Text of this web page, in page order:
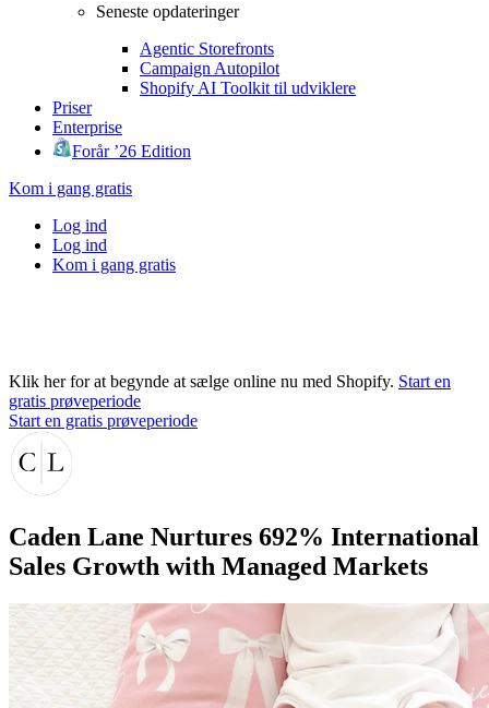
Seneste opdateringer
Agentic Storefronts
Campaign Autopilot
Shopify AI Toolkit til udviklere
Priser
Enterprise
Forår ’26 Edition
Kom i gang gratis
Log ind
Log ind
Kom i gang gratis
Klik her for at begynde at sælge online nu med Shopify. Start en
gratis prøveperiode
Start en gratis prøveperiode
Caden Lane Nurtures 692% International
Sales Growth with Managed Markets